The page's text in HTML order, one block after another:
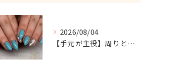
2026/08/04
【手元が主役】周りと差がつく！ターコイズ×シルバーラメのアクセントネイル